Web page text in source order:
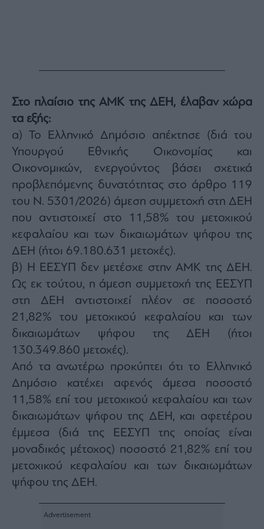
Εγγραφείτε
στο
Newsletter
του
mononews.gr
By
submitting
your
email,
you
agree
to
our
and
Privacy
Notice.
You
can
opt
at
any
time.
This
site
is
protected
by
reCAPTCHA
and
the
Google
Privacy
Policy
and
Terms
of
Service
apply.
Στο πλαίσιο της ΑΜΚ της ΔΕΗ, έλαβαν χώρα
τα εξής:
α) Το Ελληνικό Δημόσιο απέκτησε (διά του
Υπουργού Εθνικής Οικονομίας και
Οικονομικών, ενεργούντος βάσει σχετικά
προβλεπόμενης δυνατότητας στο άρθρο 119
του Ν. 5301/2026) άμεση συμμετοχή στη ΔΕΗ
που αντιστοιχεί στο 11,58% του μετοχικού
κεφαλαίου και των δικαιωμάτων ψήφου της
ΔΕΗ (ήτοι 69.180.631 μετοχές).
β) Η ΕΕΣΥΠ δεν μετέσχε στην ΑΜΚ της ΔΕΗ.
Ως εκ τούτου, η άμεση συμμετοχή της ΕΕΣΥΠ
στη ΔΕΗ αντιστοιχεί πλέον σε ποσοστό
21,82% του μετοχικού κεφαλαίου και των
δικαιωμάτων ψήφου της ΔΕΗ (ήτοι
130.349.860 μετοχές).
Από τα ανωτέρω προκύπτει ότι το Ελληνικό
Δημόσιο κατέχει αφενός άμεσα ποσοστό
11,58% επί του μετοχικού κεφαλαίου και των
δικαιωμάτων ψήφου της ΔΕΗ, και αφετέρου
έμμεσα (διά της ΕΕΣΥΠ της οποίας είναι
μοναδικός μέτοχος) ποσοστό 21,82% επί του
μετοχικού κεφαλαίου και των δικαιωμάτων
ψήφου της ΔΕΗ.